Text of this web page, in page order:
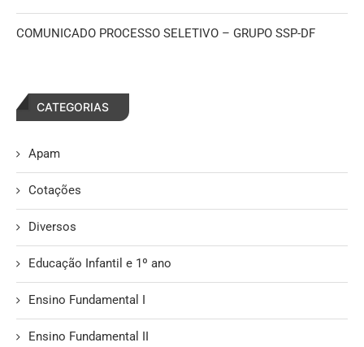
COMUNICADO PROCESSO SELETIVO – GRUPO SSP-DF
CATEGORIAS
Apam
Cotações
Diversos
Educação Infantil e 1º ano
Ensino Fundamental I
Ensino Fundamental II